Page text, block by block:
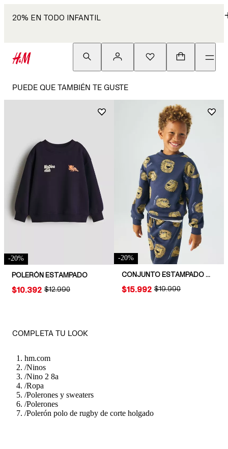
20% EN TODO INFANTIL
PUEDE QUE TAMBIÉN TE GUSTE
-20%
POLERÓN ESTAMPADO
ORIGINAL PRICE:
$12.990
PRICE:
$10.392
-20%
CONJUNTO ESTAMPADO DE 2 PIEZAS EN TELA DE BUZO
ORIGINAL PRICE:
$19.990
PRICE:
$15.992
COMPLETA TU LOOK
hm.com
/Ninos
/Nino 2 8a
/Ropa
/Polerones y sweaters
/Polerones
/Polerón polo de rugby de corte holgado